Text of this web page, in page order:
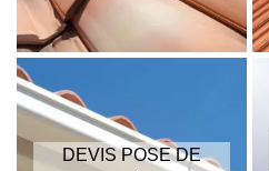
DEVIS POSE DE